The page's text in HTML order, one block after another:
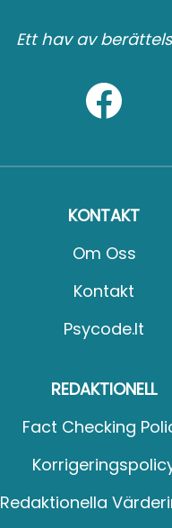
Ett hav av
KONTAKT
Om Oss
Kontakt
Psycode.it
REDAKTIONELL
Fact Checking
Redaktionella